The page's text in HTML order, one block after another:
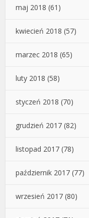
maj 2018 (61)
kwiecień 2018 (57)
marzec 2018 (65)
luty 2018 (58)
styczeń 2018 (70)
grudzień 2017 (82)
listopad 2017 (78)
październik 2017 (77)
wrzesień 2017 (80)